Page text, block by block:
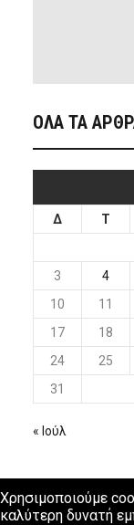
ΟΛΑ ΤΑ
Δ
Τ
3
4
10
11
17
18
24
25
31
« Ιούλ
Χρησιμοποιούμε
καλύτερη δυνατή